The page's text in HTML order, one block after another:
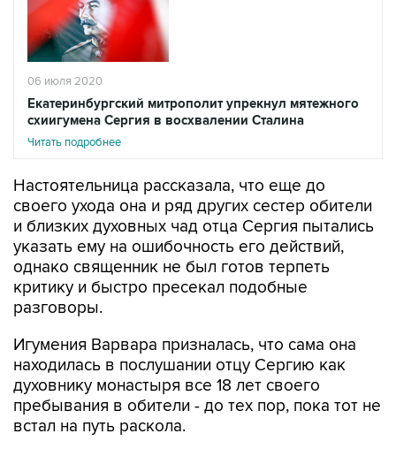
06 июля 2020
Екатеринбургский митрополит упрекнул мятежного
схиигумена Сергия в восхвалении Сталина
Читать подробнее
Настоятельница рассказала, что еще до
своего ухода она и ряд других сестер обители
и близких духовных чад отца Сергия пытались
указать ему на ошибочность его действий,
однако священник не был готов терпеть
критику и быстро пресекал подобные
разговоры.
Игумения Варвара призналась, что сама она
находилась в послушании отцу Сергию как
духовнику монастыря все 18 лет своего
пребывания в обители - до тех пор, пока тот не
встал на путь раскола.